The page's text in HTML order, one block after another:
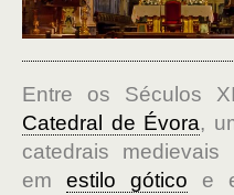
Entre os Séculos
Catedral de Évora,
catedrais medievais
em estilo gótico e